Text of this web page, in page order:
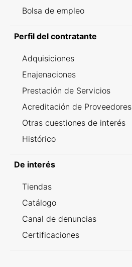
Bolsa de empleo
Perfil del contratante
Adquisiciones
Enajenaciones
Prestación de Servicios
Acreditación de Proveedores
Otras cuestiones de interés
Histórico
De interés
Tiendas
Catálogo
Canal de denuncias
Certificaciones